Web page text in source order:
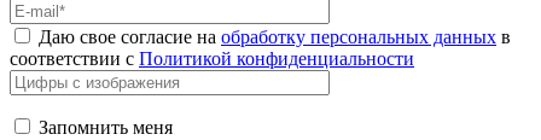
Даю свое согласие на обработку персональных данных в
соответствии с Политикой конфиденциальности
Запомнить меня